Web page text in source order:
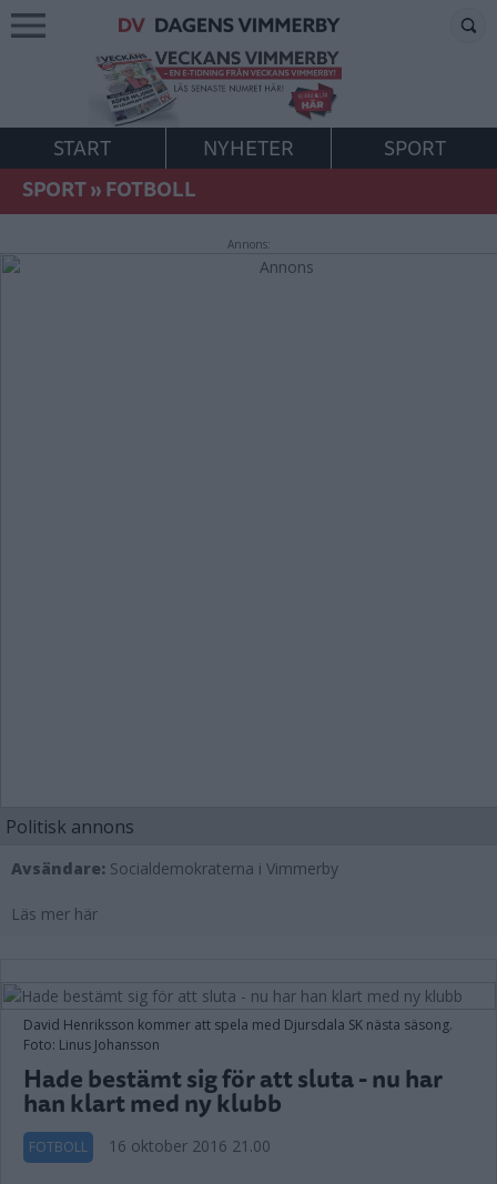
START NYHETER
SPORT
SPORT»FOTBOLL
Annons:
Politisk annons
Avsändare: Socialdemokraterna i Vimmerby
Läs mer här
David Henriksson kommer att spela med Djursdala SK nästa säsong.
Foto: Linus Johansson
Hade bestämt sig för att sluta - nu har
han klart med ny klubb
FOTBOLL 16 oktober 2016 21.00